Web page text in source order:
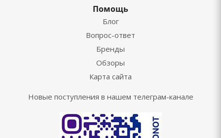
Помощь
Блог
Вопрос-ответ
Бренды
Обзоры
Карта сайта
Новые поступления в нашем телеграм-канале